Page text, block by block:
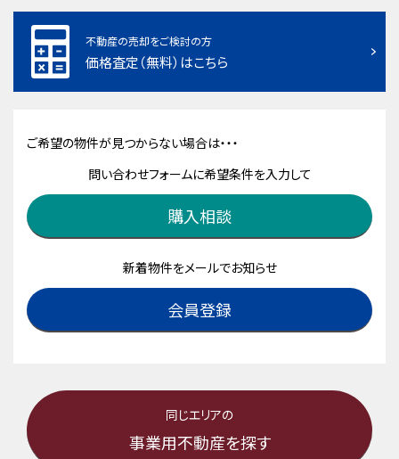
不動産の売却をご検討の方
価格査定（無料）はこちら
ご希望の物件が見つからない場合は・・・
問い合わせフォームに希望条件を入力して
購入相談
新着物件をメールでお知らせ
会員登録
同じエリアの
事業用不動産を探す